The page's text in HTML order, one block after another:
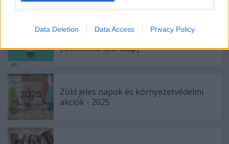
Data Deletion Data Access Privacy Policy
Ajánlott bejegyzések:
[letölthető szórólap]
Zöld jeles napok és környezetvédelmi
akciók - 2025